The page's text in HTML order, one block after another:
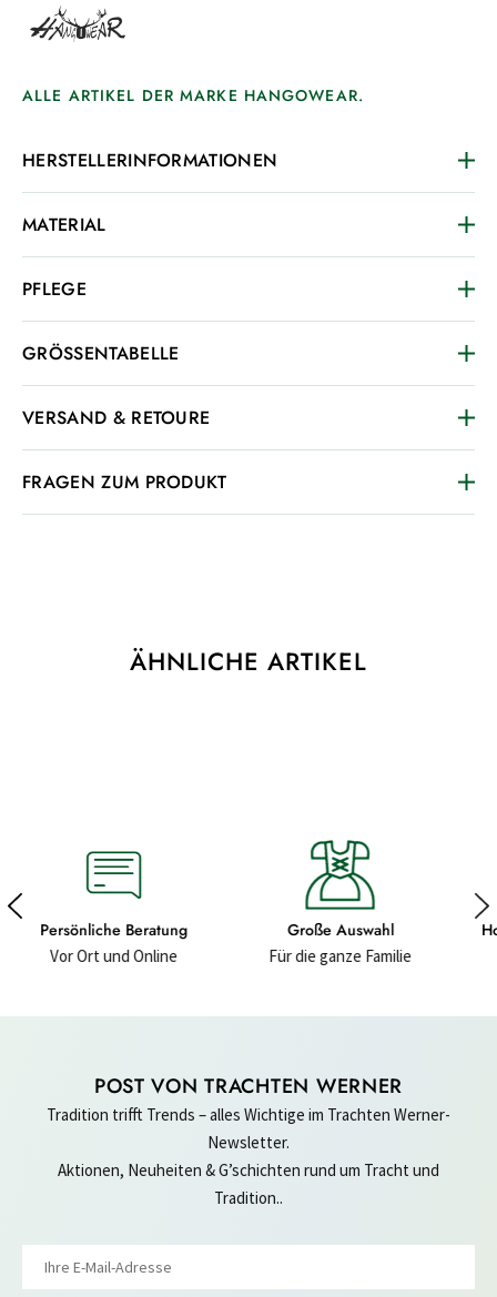
ALLE ARTIKEL DER MARKE HANGOWEAR.
HERSTELLERINFORMATIONEN
MATERIAL
PFLEGE
GRÖSSENTABELLE
VERSAND & RETOURE
FRAGEN ZUM PRODUKT
ÄHNLICHE ARTIKEL
Große Auswahl
Für die ganze Familie
Hochwertige Materialien
Für ein gutes Gefühl
POST VON TRACHTEN WERNER
Tradition trifft Trends – alles Wichtige im Trachten Werner-
Newsletter.
Aktionen, Neuheiten & G’schichten rund um Tracht und
Tradition..